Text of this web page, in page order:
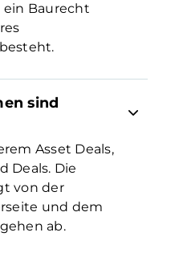
ein Baurecht
sind
Asset Deals,
Deals. Die
von der
und dem
ab.